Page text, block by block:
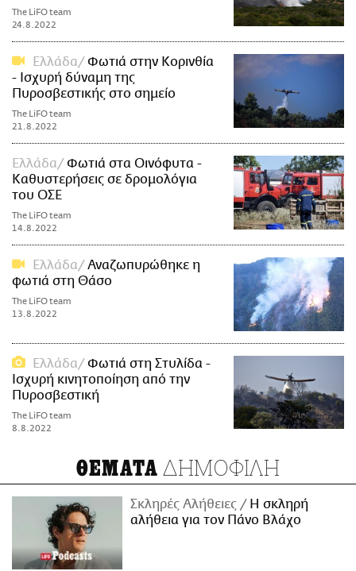
The LiFO team
24.8.2022
Ελλάδα
Φωτιά στην Κορινθία
- Ισχυρή δύναμη της
Πυροσβεστικής στο σημείο
The LiFO team
21.8.2022
Ελλάδα
Φωτιά στα Οινόφυτα -
Καθυστερήσεις σε δρομολόγια
του ΟΣΕ
The LiFO team
14.8.2022
Ελλάδα
Αναζωπυρώθηκε η
φωτιά στη Θάσο
The LiFO team
13.8.2022
Ελλάδα
Φωτιά στη Στυλίδα -
Ισχυρή κινητοποίηση από την
Πυροσβεστική
The LiFO team
8.8.2022
ΘΕΜΑΤΑ ΔΗΜΟΦΙΛΗ
Σκληρές Αλήθειες
H σκληρή
αλήθεια για τον Πάνο Βλάχο